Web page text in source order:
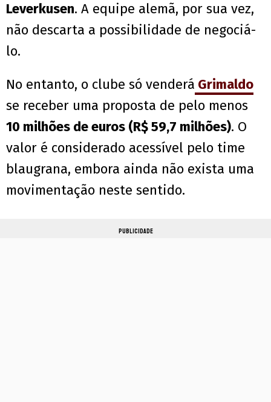
Leverkusen. A equipe alemã, por sua vez,
não descarta a possibilidade de negociá-
lo.
No entanto, o clube só venderá Grimaldo
se receber uma proposta de pelo menos
10 milhões de euros (R$ 59,7 milhões). O
valor é considerado acessível pelo time
blaugrana, embora ainda não exista uma
movimentação neste sentido.
PUBLICIDADE